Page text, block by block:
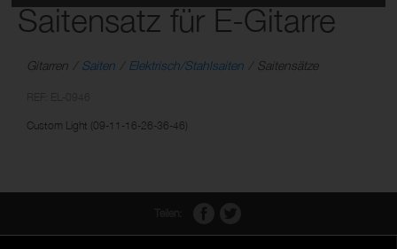
Saitensatz für E-Gitarre
Gitarren Saiten Elektrisch/Stahlsaiten Saitensätze
Custom Light (09-11-16-26-36-46)